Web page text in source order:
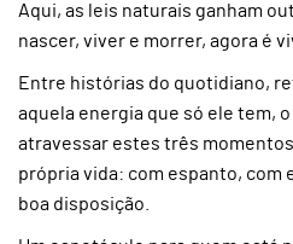
Aqui, as leis naturais ganham
nascer, viver e morrer, agora é
Entre histórias do quotidiano,
aquela energia que só ele tem,
atravessar estes três
própria vida: com espanto, com
boa disposição.